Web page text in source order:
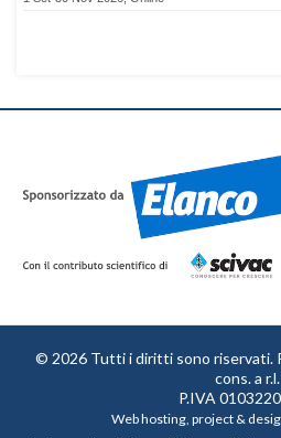
© 2026 Tutti i diritti sono riservati.
cons. a r.l.
P.IVA
Web hosting, project &